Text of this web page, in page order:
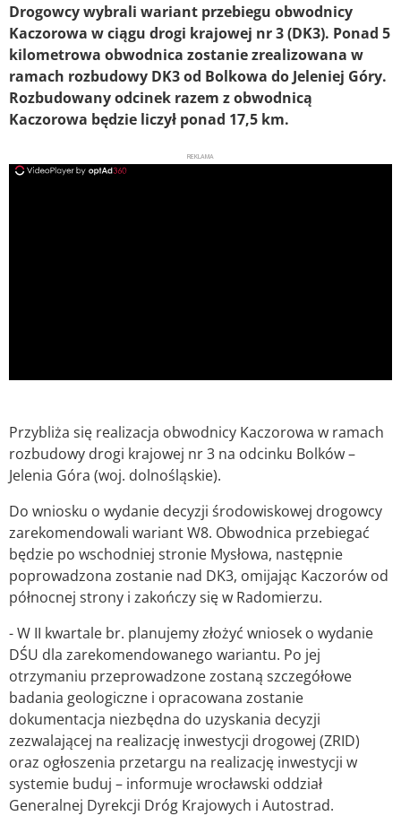
Drogowcy wybrali wariant przebiegu obwodnicy
Kaczorowa w ciągu drogi krajowej nr 3 (DK3). Ponad 5
kilometrowa obwodnica zostanie zrealizowana w
ramach rozbudowy DK3 od Bolkowa do Jeleniej Góry.
Rozbudowany odcinek razem z obwodnicą
Kaczorowa będzie liczył ponad 17,5 km.
REKLAMA
Przybliża się realizacja obwodnicy Kaczorowa w ramach
rozbudowy drogi krajowej nr 3 na odcinku Bolków –
Jelenia Góra (woj. dolnośląskie).
Do wniosku o wydanie decyzji środowiskowej drogowcy
zarekomendowali wariant W8. Obwodnica przebiegać
będzie po wschodniej stronie Mysłowa, następnie
poprowadzona zostanie nad DK3, omijając Kaczorów od
północnej strony i zakończy się w Radomierzu.
- W II kwartale br. planujemy złożyć wniosek o wydanie
DŚU dla zarekomendowanego wariantu. Po jej
otrzymaniu przeprowadzone zostaną szczegółowe
badania geologiczne i opracowana zostanie
dokumentacja niezbędna do uzyskania decyzji
zezwalającej na realizację inwestycji drogowej (ZRID)
oraz ogłoszenia przetargu na realizację inwestycji w
systemie buduj – informuje wrocławski oddział
Generalnej Dyrekcji Dróg Krajowych i Autostrad.